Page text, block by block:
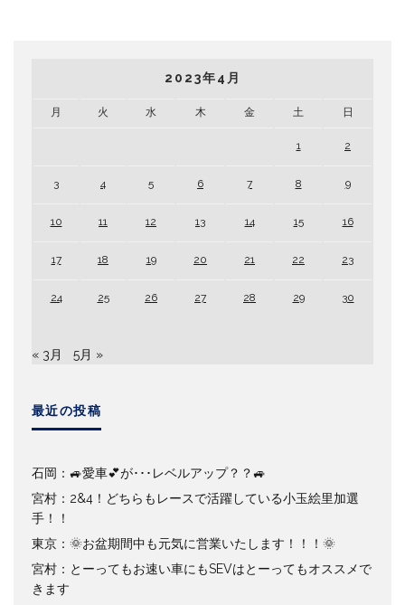
2023年4月
月 火 水 木 金 土 日
1 2
3 4 5 6 7 8 9
10 11 12 13 14 15 16
17 18 19 20 21 22 23
24 25 26 27 28 29 30
« 3月 5月 »
最近の投稿
石岡：🚙愛車💕が･･･レベルアップ？？🚙
宮村：2&4！どちらもレースで活躍している小玉絵里加選
手！！
東京：🌞お盆期間中も元気に営業いたします！！！🌞
宮村：とーってもお速い車にもSEVはとーってもオススメで
きます